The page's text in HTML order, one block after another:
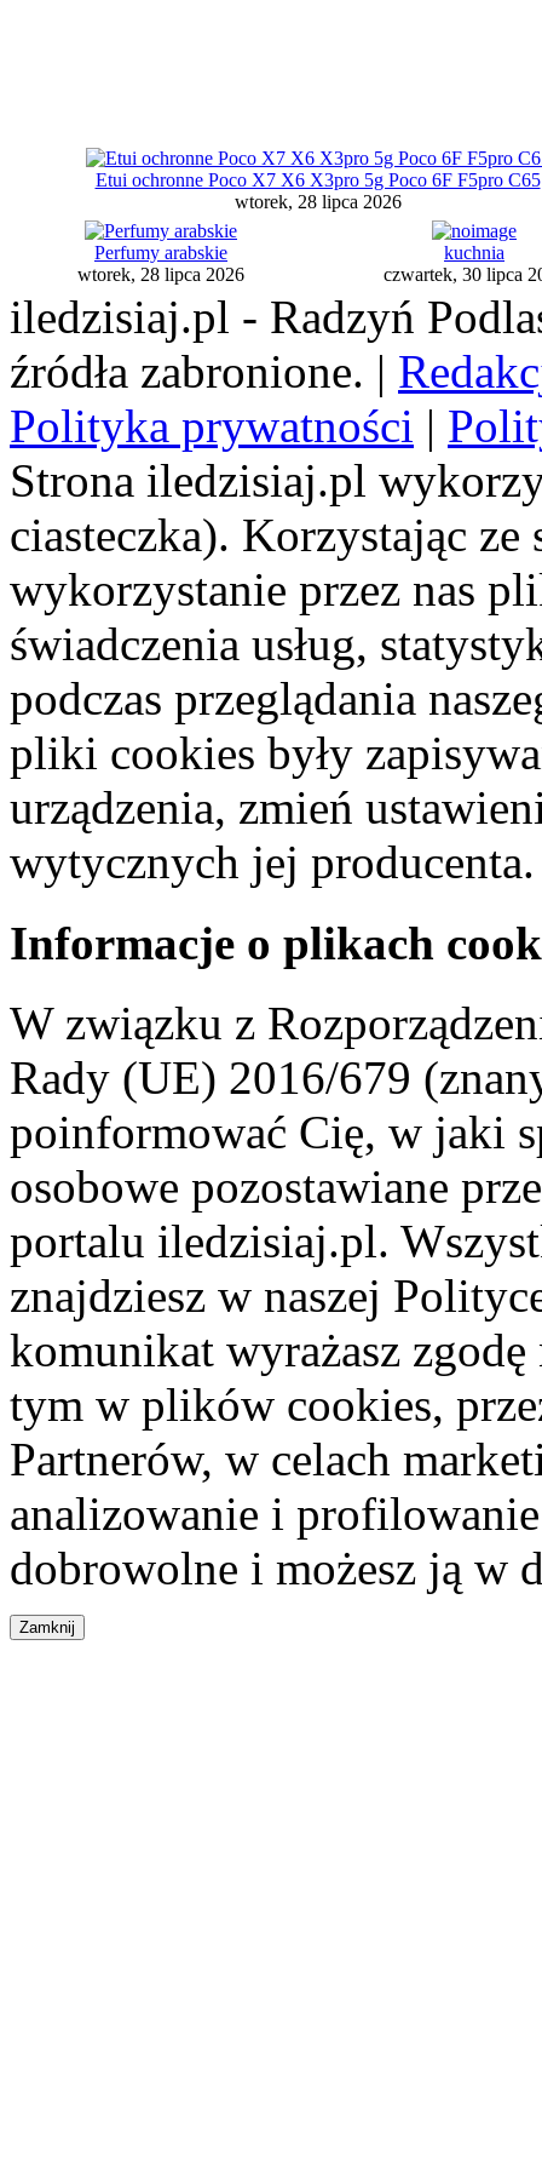
Etui ochronne Poco X7 X6 X3pro 5g Poco 6F F5pro C65
wtorek, 28 lipca 2026
Perfumy arabskie
wtorek, 28 lipca 2026
kuchnia
czwartek, 30 lipca
iledzisiaj.pl - Radzyń
źródła zabronione. |
Polityka prywatności |
Strona iledzisiaj.pl
ciasteczka). Korzystając
wykorzystanie przez nas
świadczenia usług,
podczas przeglądania
pliki cookies były
urządzenia, zmień
wytycznych jej producenta.
Informacje o plikach
W związku z
Rady (UE) 2016/679
poinformować Cię, w jaki
osobowe pozostawiane
portalu iledzisiaj.pl.
znajdziesz w naszej
komunikat wyrażasz
tym w plików cookies,
Partnerów, w celach
analizowanie i
dobrowolne i możesz ją w